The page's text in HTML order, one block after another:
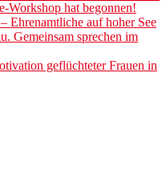
Workshop hat begonnen!
Ehrenamtliche auf hoher See
Gemeinsam sprechen im
geflüchteter Frauen in